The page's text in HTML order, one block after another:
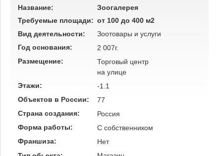
Название:
Зоогалерея
Требуемые площади: от 100 до 400 м2
Вид деятельности:
Зоотовары и услуги
Год основания:
2 007г.
Размещение:
Торговый центр
на улице
Этажи:
-1.1
Объектов в России:
77
Страна создания:
Россия
Форма работы:
C собственником
Франшиза:
Нет